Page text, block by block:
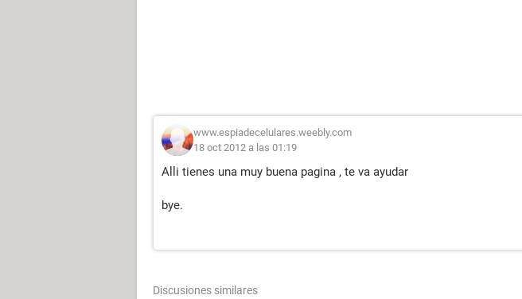
www.espiadecelulares.weebly.com
18 oct 2012 a las 01:19
Alli tienes una muy buena pagina , te va ayudar
bye.
Discusiones similares